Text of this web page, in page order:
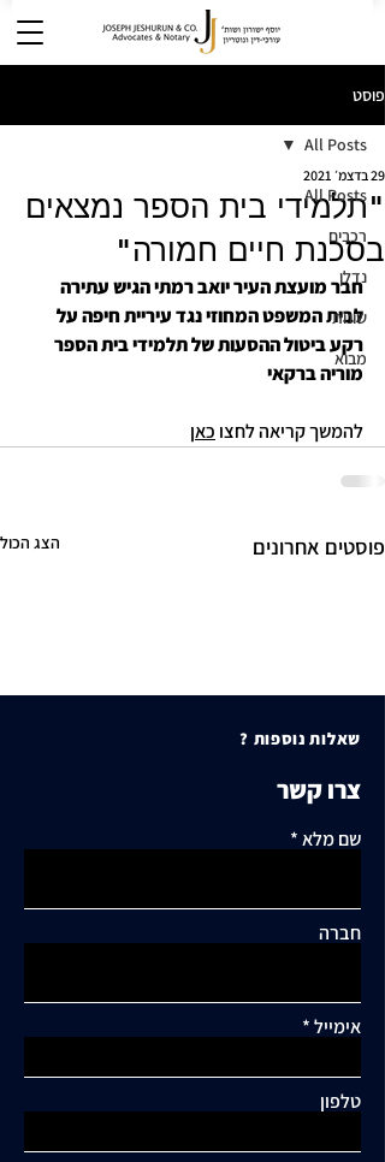
פוסט
All Posts
רכבים
נדלן
שונות
מבוא
All Posts
"תלמידי בית הספר נמצאים
בסכנת חיים חמורה"
29 בדצמ׳ 2021
חבר מועצת העיר יואב רמתי הגיש עתירה
לבית המשפט המחוזי נגד עיריית חיפה על
רקע ביטול ההסעות של תלמידי בית הספר
מוריה ברקאי
להמשך קריאה לחצו כאן
פוסטים אחרונים הצג הכול
תגובות
שאלות נוספות ?
צרו קשר
שם מלא
חברה
אימייל
טלפון